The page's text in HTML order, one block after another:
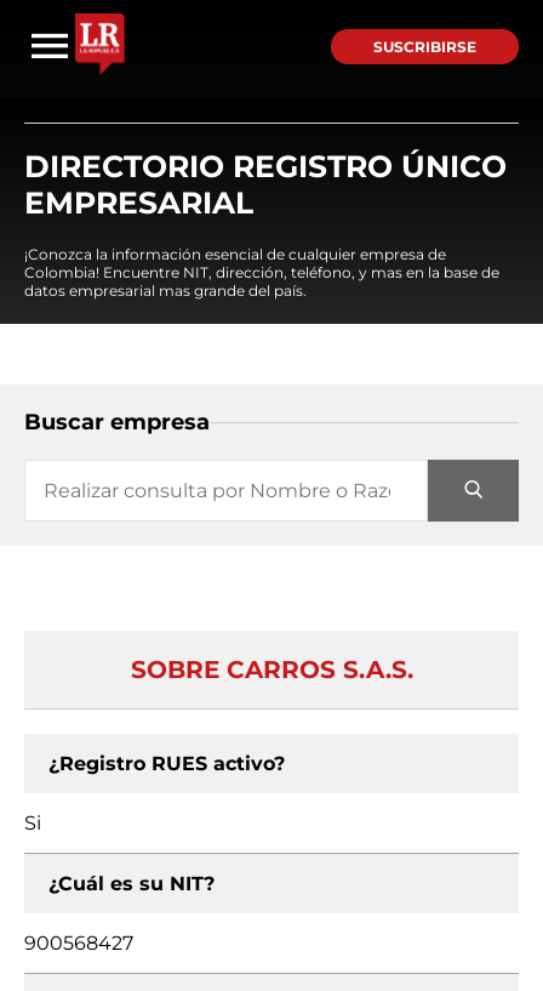
SUSCRIBIRSE
DIRECTORIO REGISTRO ÚNICO
EMPRESARIAL
¡Conozca la información esencial de cualquier empresa de
Colombia! Encuentre NIT, dirección, teléfono, y mas en la base de
datos empresarial mas grande del país.
Buscar empresa
SOBRE CARROS S.A.S.
¿Registro RUES activo?
Si
¿Cuál es su NIT?
900568427